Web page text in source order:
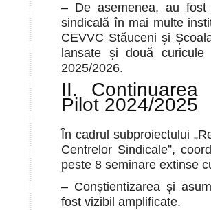
– De asemenea, au fost
sindicală în mai multe
CEVVC Stăuceni și
lansate și două curicule
2025/2026.
II. Continuarea
Pilot 2024/2025
În cadrul subproiectului
Centrelor Sindicale”,
peste 8 seminare extinse
– Conștientizarea și
fost vizibil amplificate.